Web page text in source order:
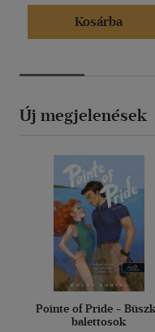
Kosárba
Új megjelenések
Pointe of Pride -
balettosok